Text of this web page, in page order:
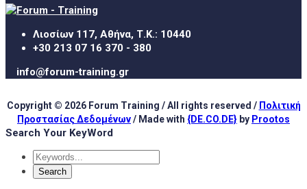
Λιοσίων 117, Αθήνα, Τ.Κ.: 10440
+30 213 07 16 370 - 380
info@forum-training.gr
Copyright © 2026 Forum Training / All rights reserved / Πολιτική
Προστασίας Δεδομένων/ Made with {DE.CO.DE} by Prootos
Search Your KeyWord